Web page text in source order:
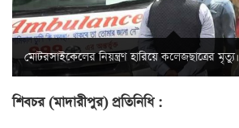
মোটরসাইকেলের নিয়ন্ত্রণ হারিয়ে কলেজছাত্রের মৃত্যু।
শিবচর (মাদারীপুর) প্রতিনিধি :